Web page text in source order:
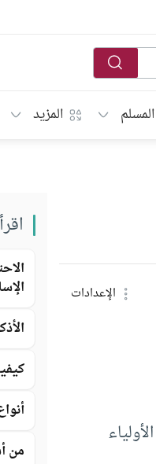
المزيد
الإعدادات
من